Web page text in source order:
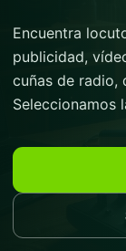
Encuentra
publicidad,
cuñas de radio,
Seleccionamos